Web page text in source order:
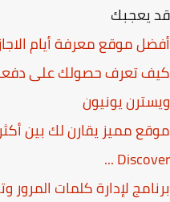
يعجبك
موقع معرفة أيام
تعرف حصولك على دفعة
يونيون
لإدارة كلمات المرور